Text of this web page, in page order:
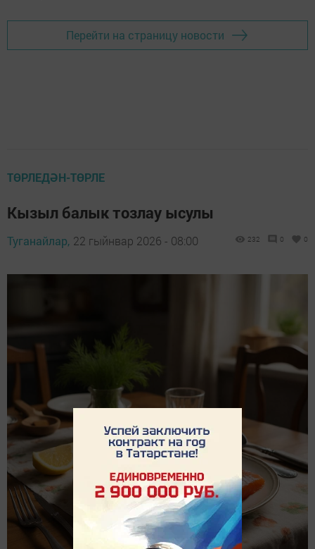
Перейти на страницу новости
ТӨРЛЕДӘН-ТӨРЛЕ
Кызыл балык тозлау ысулы
Туганайлар, 22 гыйнвар 2026 - 08:00 232 0 0